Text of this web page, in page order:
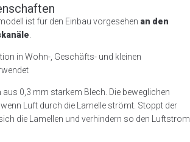
ist für den Einbau vorgesehen an den
in Wohn-, Geschäfts- und kleinen
aus 0,3 mm starkem Blech. Die beweglichen
wenn Luft durch die Lamelle strömt. Stoppt der
die Lamellen und verhindern so den Luftstrom